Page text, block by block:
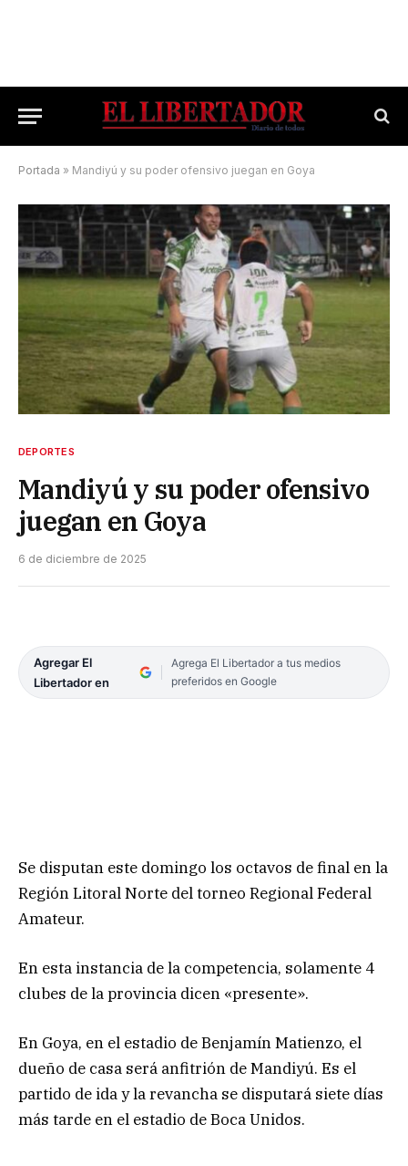
Portada » Mandiyú y su poder ofensivo juegan en Goya
DEPORTES
Mandiyú y su poder ofensivo
juegan en Goya
6 de diciembre de 2025
Agregar El
Libertador en
Agrega El Libertador a tus medios
preferidos en Google
Se disputan este domingo los octavos de final en la
Región Litoral Norte del torneo Regional Federal
Amateur.
En esta instancia de la competencia, solamente 4
clubes de la provincia dicen «presente».
En Goya, en el estadio de Benjamín Matienzo, el
dueño de casa será anfitrión de Mandiyú. Es el
partido de ida y la revancha se disputará siete días
más tarde en el estadio de Boca Unidos.